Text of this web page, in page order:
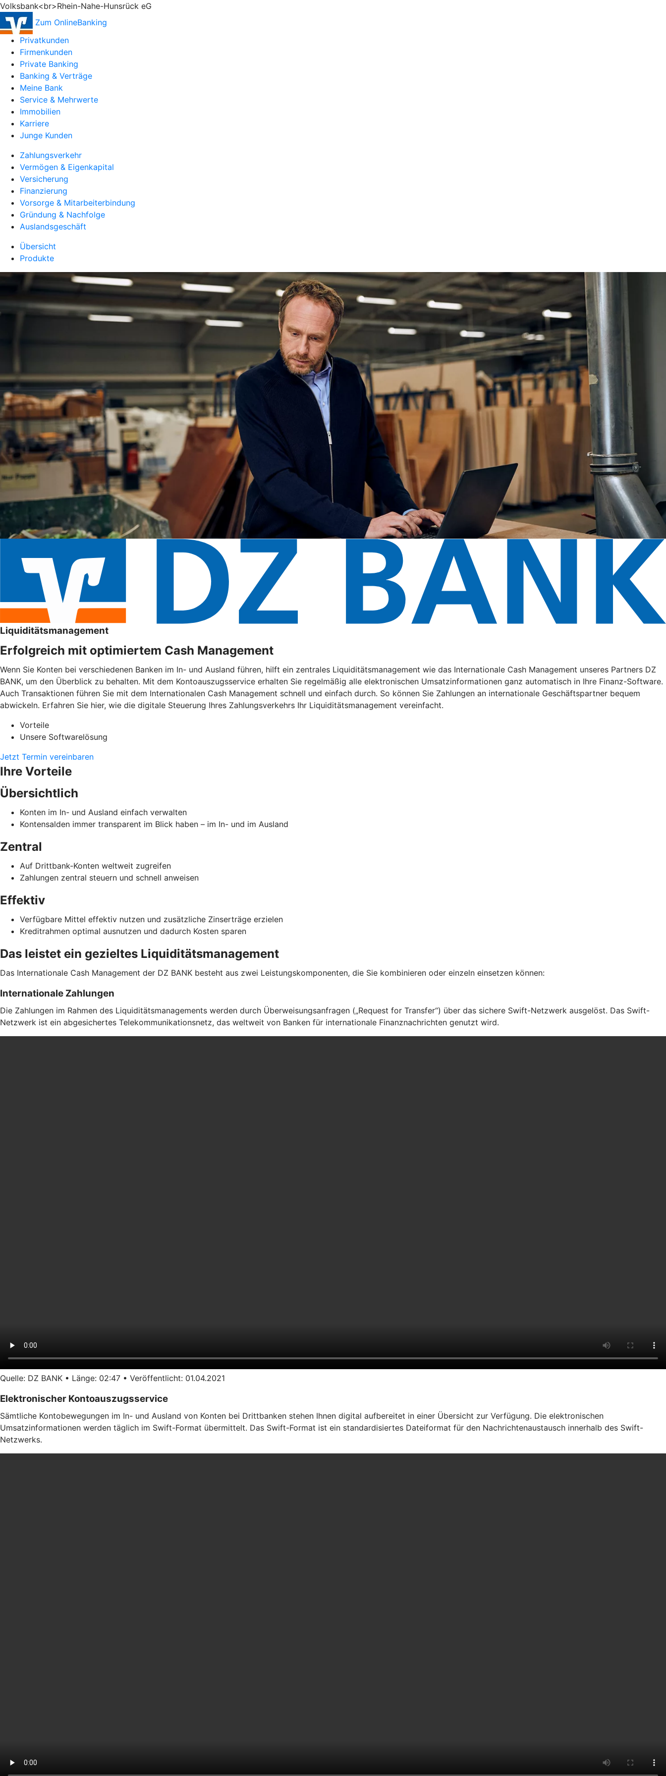
Volksbank<br>Rhein-Nahe-Hunsrück eG
Zum OnlineBanking
Privatkunden
Firmenkunden
Private Banking
Banking & Verträge
Meine Bank
Service & Mehrwerte
Immobilien
Karriere
Junge Kunden
Zahlungsverkehr
Vermögen & Eigenkapital
Versicherung
Finanzierung
Vorsorge & Mitarbeiterbindung
Gründung & Nachfolge
Auslandsgeschäft
Übersicht
Produkte
Liquiditätsmanagement
Erfolgreich mit optimiertem Cash Management
Wenn Sie Konten bei verschiedenen Banken im In- und Ausland führen, hilft ein zentrales Liquiditätsmanagement wie das Internationale Cash Management unseres Partners DZ
BANK, um den Überblick zu behalten. Mit dem Kontoauszugsservice erhalten Sie regelmäßig alle elektronischen Umsatzinformationen ganz automatisch in Ihre Finanz-Software.
Auch Transaktionen führen Sie mit dem Internationalen Cash Management schnell und einfach durch. So können Sie Zahlungen an internationale Geschäftspartner bequem
abwickeln. Erfahren Sie hier, wie die digitale Steuerung Ihres Zahlungsverkehrs Ihr Liquiditätsmanagement vereinfacht.
Vorteile
Unsere Softwarelösung
Jetzt Termin vereinbaren
Ihre Vorteile
Übersichtlich
Konten im In- und Ausland einfach verwalten
Kontensalden immer transparent im Blick haben – im In- und im Ausland
Zentral
Auf Drittbank-Konten weltweit zugreifen
Zahlungen zentral steuern und schnell anweisen
Effektiv
Verfügbare Mittel effektiv nutzen und zusätzliche Zinserträge erzielen
Kreditrahmen optimal ausnutzen und dadurch Kosten sparen
Das leistet ein gezieltes Liquiditätsmanagement
Das Internationale Cash Management der DZ BANK besteht aus zwei Leistungskomponenten, die Sie kombinieren oder einzeln einsetzen können:
Internationale Zahlungen
Die Zahlungen im Rahmen des Liquiditätsmanagements werden durch Überweisungsanfragen („Request for Transfer“) über das sichere Swift-Netzwerk ausgelöst. Das Swift-
Netzwerk ist ein abgesichertes Telekommunikationsnetz, das weltweit von Banken für internationale Finanznachrichten genutzt wird.
Quelle: DZ BANK • Länge: 02:47 • Veröffentlicht: 01.04.2021
Elektronischer Kontoauszugsservice
Sämtliche Kontobewegungen im In- und Ausland von Konten bei Drittbanken stehen Ihnen digital aufbereitet in einer Übersicht zur Verfügung. Die elektronischen
Umsatzinformationen werden täglich im Swift-Format übermittelt. Das Swift-Format ist ein standardisiertes Dateiformat für den Nachrichtenaustausch innerhalb des Swift-
Netzwerks.